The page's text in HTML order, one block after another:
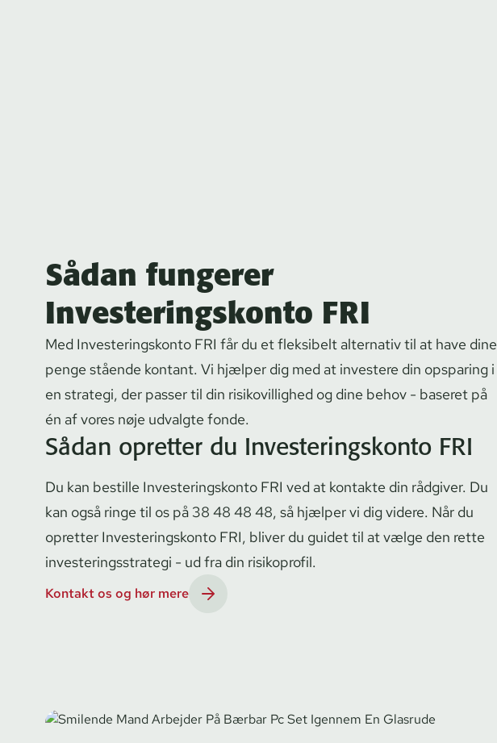
Sådan fungerer
Investeringskonto FRI
Med In­ve­ste­rings­kon­to FRI får du et fleksibelt alternativ til at have dine
penge stående kontant. Vi hjælper dig med at investere din opsparing i
en strategi, der passer til din ri­si­ko­vil­lig­hed og dine behov - baseret på
én af vores nøje udvalgte fonde.
Sådan opretter du In­ve­ste­rings­kon­to FRI
Du kan bestille In­ve­ste­rings­kon­to FRI ved at kontakte din rådgiver. Du
kan også ringe til os på 38 48 48 48, så hjælper vi dig videre. Når du
opretter In­ve­ste­rings­kon­to FRI, bliver du guidet til at vælge den rette
in­ve­ste­rings­stra­te­gi - ud fra din risikoprofil.
Kontakt os og hør mere